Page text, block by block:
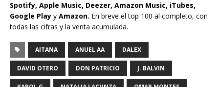
Spotify, Apple Music, Deezer, Amazon Music, iTubes,
Google Play y Amazon. En breve el top 100 al completo, con
todas las cifras y la venta acumulada.
AITANA ANUEL AA DALEX
DAVID OTERO DON PATRICIO J. BALVIN